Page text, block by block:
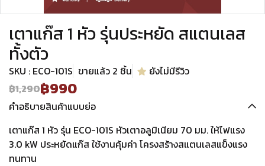
เตาแก๊ส 1 หัว รุ่นประหยัด สแตนเลส
ทั้งตัว
SKU : ECO-101S ขายแล้ว 2 ชิ้น
ยังไม่มีรีวิว
฿1,290฿990
คำอธิบายสินค้าแบบย่อ
เตาแก๊ส 1 หัว รุ่น ECO-101S หัวเตาอลูมิเนียม 70 มม. ให้ไฟแรง
3.0 kW ประหยัดแก๊ส ใช้งานคุ้มค่า โครงสร้างสแตนเลสแข็งแรง
ทนทาน